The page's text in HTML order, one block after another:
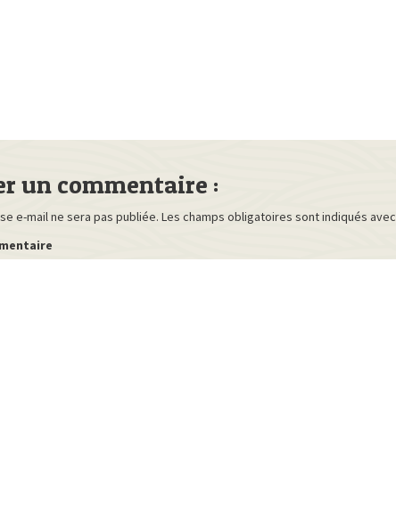
un commentaire :
e-mail ne sera pas publiée. Les champs obligatoires sont indiqués avec